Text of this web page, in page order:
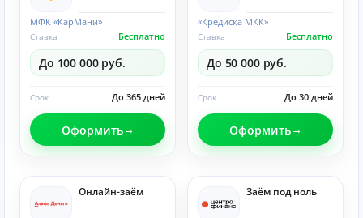
МФК «КарМани»
Бесплатно
Ставка
До 100 000 руб.
До 365 дней
Срок
Оформить
«Кредиска МКК»
Бесплатно
Ставка
До 50 000 руб.
До 30 дней
Срок
Оформить
Онлайн-заём Заём под ноль